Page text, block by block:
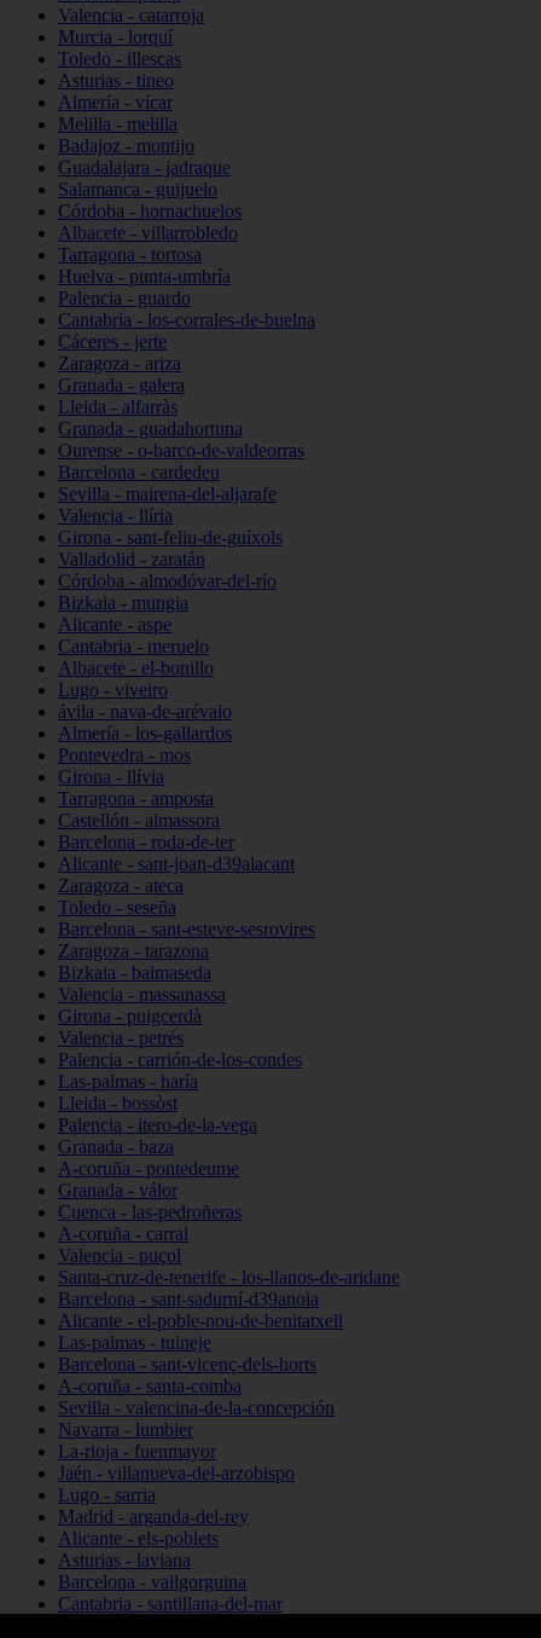
Valencia - catarroja
Murcia - lorquí
Toledo - illescas
Asturias - tineo
Almería - vícar
Melilla - melilla
Badajoz - montijo
Guadalajara - jadraque
Salamanca - guijuelo
Córdoba - hornachuelos
Albacete - villarrobledo
Tarragona - tortosa
Huelva - punta-umbría
Palencia - guardo
Cantabria - los-corrales-de-buelna
Cáceres - jerte
Zaragoza - ariza
Granada - galera
Lleida - alfarràs
Granada - guadahortuna
Ourense - o-barco-de-valdeorras
Barcelona - cardedeu
Sevilla - mairena-del-aljarafe
Valencia - llíria
Girona - sant-feliu-de-guíxols
Valladolid - zaratán
Córdoba - almodóvar-del-río
Bizkaia - mungia
Alicante - aspe
Cantabria - meruelo
Albacete - el-bonillo
Lugo - viveiro
ávila - nava-de-arévalo
Almería - los-gallardos
Pontevedra - mos
Girona - llívia
Tarragona - amposta
Castellón - almassora
Barcelona - roda-de-ter
Alicante - sant-joan-d39alacant
Zaragoza - ateca
Toledo - seseña
Barcelona - sant-esteve-sesrovires
Zaragoza - tarazona
Bizkaia - balmaseda
Valencia - massanassa
Girona - puigcerdà
Valencia - petrés
Palencia - carrión-de-los-condes
Las-palmas - haría
Lleida - bossòst
Palencia - itero-de-la-vega
Granada - baza
A-coruña - pontedeume
Granada - válor
Cuenca - las-pedroñeras
A-coruña - carral
Valencia - puçol
Santa-cruz-de-tenerife - los-llanos-de-aridane
Barcelona - sant-sadurní-d39anoia
Alicante - el-poble-nou-de-benitatxell
Las-palmas - tuineje
Barcelona - sant-vicenç-dels-horts
A-coruña - santa-comba
Sevilla - valencina-de-la-concepción
Navarra - lumbier
La-rioja - fuenmayor
Jaén - villanueva-del-arzobispo
Lugo - sarria
Madrid - arganda-del-rey
Alicante - els-poblets
Asturias - laviana
Barcelona - vallgorguina
Cantabria - santillana-del-mar